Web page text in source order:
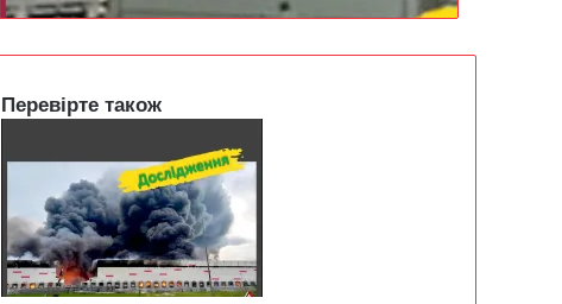
Перевірте також